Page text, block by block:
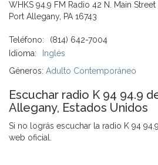
WHKS 94.9 FM Radio 42 N. Main Street
Port Allegany, PA 16743
Teléfono:
(814) 642-7004
Idioma:
Inglés
Géneros: Adulto Contemporáneo
Escuchar radio K 94 94.9
Allegany, Estados Unidos
Si no lográs escuchar la radio K 94
web oficial.